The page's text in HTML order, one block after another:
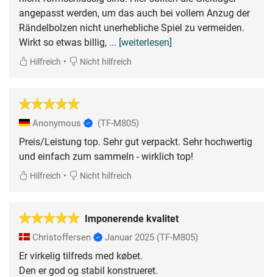
angepasst werden, um das auch bei vollem Anzug der
Rändelbolzen nicht unerhebliche Spiel zu vermeiden.
Wirkt so etwas billig, ... [weiterlesen]
Hilfreich • Nicht hilfreich
Anonymous (TF-M805)
Preis/Leistung top. Sehr gut verpackt. Sehr hochwertig
und einfach zum sammeln - wirklich top!
Hilfreich • Nicht hilfreich
Imponerende kvalitet
Christoffersen Januar 2025 (TF-M805)
Er virkelig tilfreds med købet.
Den er god og stabil konstrueret.